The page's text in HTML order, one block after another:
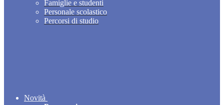
Famiglie e studenti
Personale scolastico
Percorsi di studio
Novità